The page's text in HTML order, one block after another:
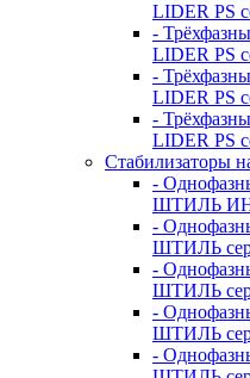
LIDER PS
-
LIDER PS
-
LIDER PS
-
LIDER PS
Стабилизаторы
-
ШТИЛЬ
-
ШТИЛЬ
-
ШТИЛЬ
-
ШТИЛЬ
-